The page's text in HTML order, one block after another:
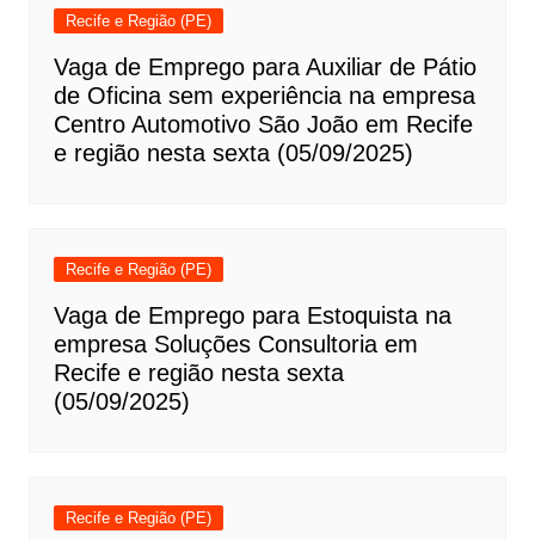
Recife e Região (PE)
Vaga de Emprego para Auxiliar de Pátio
de Oficina sem experiência na empresa
Centro Automotivo São João em Recife
e região nesta sexta (05/09/2025)
Recife e Região (PE)
Vaga de Emprego para Estoquista na
empresa Soluções Consultoria em
Recife e região nesta sexta
(05/09/2025)
Recife e Região (PE)